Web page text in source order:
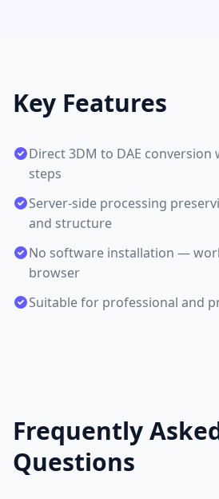
Key Features
Direct 3DM to DAE
steps
Server-side processing
and structure
No software installation —
browser
Suitable for professional and
Frequently
Questions